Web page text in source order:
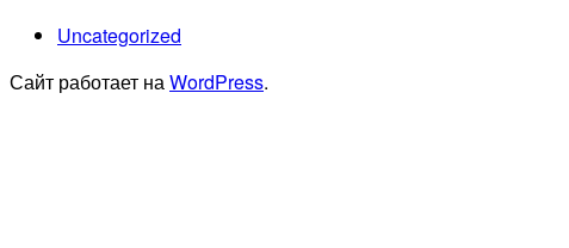
Uncategorized
Сайт работает наWordPress.